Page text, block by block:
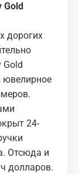
Gold
дорогих
Gold
ювелирное
24-
Отсюда и
долларов.